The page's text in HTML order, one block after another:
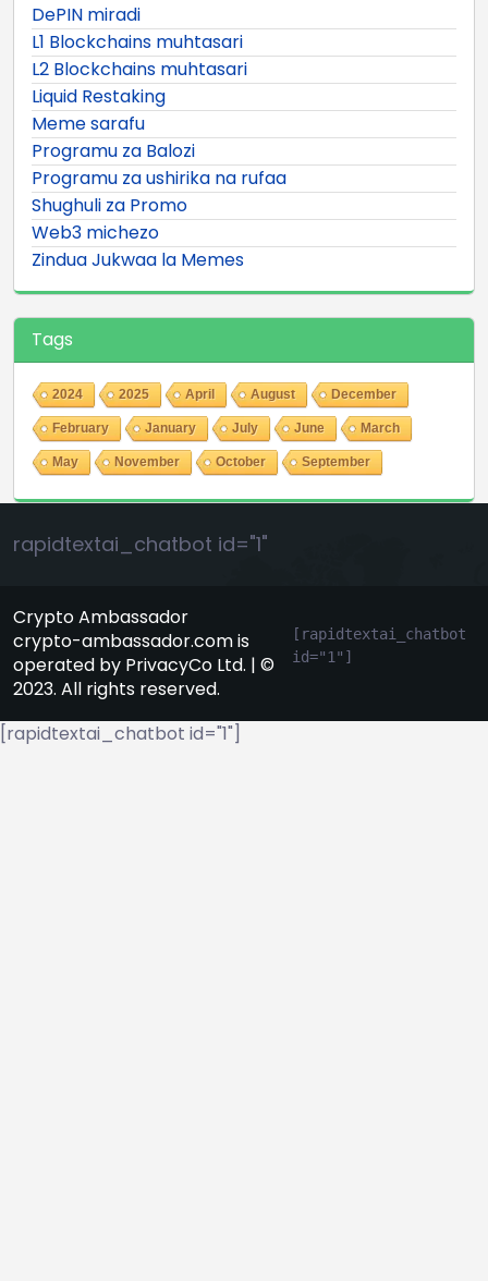
DePIN miradi
L1 Blockchains muhtasari
L2 Blockchains muhtasari
Liquid Restaking
Meme sarafu
Programu za Balozi
Programu za ushirika na rufaa
Shughuli za Promo
Web3 michezo
Zindua Jukwaa la Memes
Tags
2024 2025 April August December
February January July June March
May November October September
rapidtextai_chatbot id="1"
Crypto Ambassador
crypto-ambassador.com is
operated by PrivacyCo Ltd. | ©
2023. All rights reserved.
[rapidtextai_chatbot
id="1"]
[rapidtextai_chatbot id="1"]